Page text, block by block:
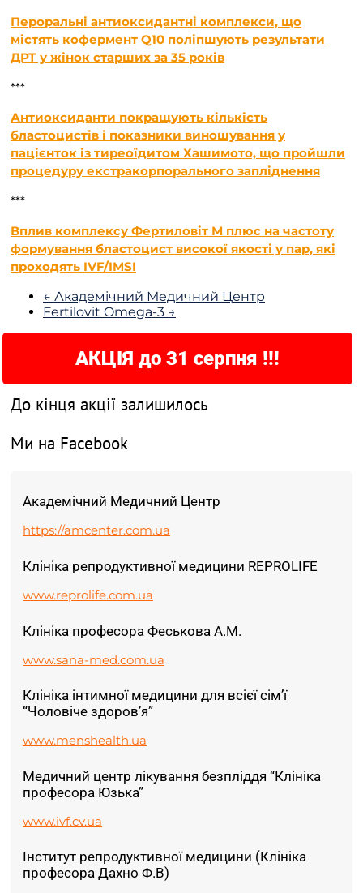
Пероральні антиоксидантні комплекси, що
містять кофермент Q10 поліпшують результати
ДРТ у жінок старших за 35 років
***
Антиоксиданти покращують кількість
бластоцистів і показники виношування у
пацієнток із тиреоїдитом Хашимото, що пройшли
процедуру екстракорпорального запліднення
***
Вплив комплексу Фертиловіт М плюс на частоту
формування бластоцист високої якості у пар, які
проходять IVF/IMSI
← Академічний Медичний Центр
Fertilovit Omega-3 →
АКЦІЯ до 31 серпня !!!
До кінця акції залишилось
Ми на Facebook
Академічний Медичний Центр
https://amcenter.com.ua
Клініка репродуктивної медицини REPROLIFE
www.reprolife.com.ua
Клініка професора Феськова А.М.
www.sana-med.com.ua
Клініка інтимної медицини для всієї сім’ї
“Чоловіче здоров’я”
www.menshealth.ua
Медичний центр лікування безпліддя “Клініка
професора Юзька”
www.ivf.cv.ua
Інститут репродуктивної медицини (Клініка
професора Дахно Ф.В)